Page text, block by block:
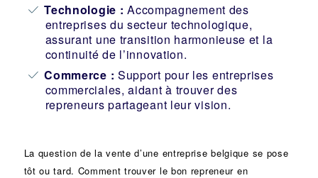
Technologie : Accompagnement des
entreprises du secteur technologique,
assurant une transition harmonieuse et la
continuité de l’innovation.
Commerce : Support pour les entreprises
commerciales, aidant à trouver des
repreneurs partageant leur vision.
La question de la vente d’une entreprise belgique se pose
tôt ou tard. Comment trouver le bon repreneur en